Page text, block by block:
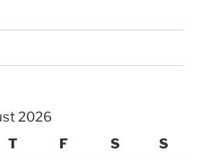
2026
T F S S